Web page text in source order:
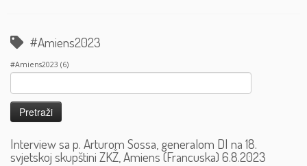
#Amiens2023
#Amiens2023 (6)
Pretraži:
Interview sa p. Arturom Sossa, generalom DI na 18.
svjetskoj skupštini ZKŽ, Amiens (Francuska) 6.8.2023